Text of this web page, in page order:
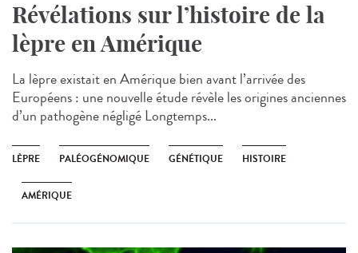
Révélations sur l’histoire de la
lèpre en Amérique
La lèpre existait en Amérique bien avant l’arrivée des
Européens : une nouvelle étude révèle les origines anciennes
d’un pathogène négligé Longtemps...
LÈPRE PALÉOGÉNOMIQUE GÉNÉTIQUE HISTOIRE
AMÉRIQUE